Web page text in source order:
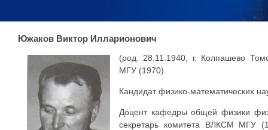
Южаков Виктор Илларионович
(род. 28.11.1940, г. Колпашево
МГУ (1970).
Кандидат физико-математических
Доцент кафедры общей физики
секретарь комитета ВЛКСМ МГУ